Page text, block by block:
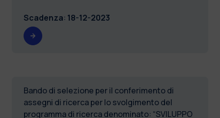
Scadenza: 18-12-2023
Bando di selezione per il conferimento di
assegni di ricerca per lo svolgimento del
programma di ricerca denominato: “SVILUPPO